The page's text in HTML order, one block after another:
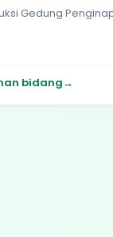
Gedung
bidang→